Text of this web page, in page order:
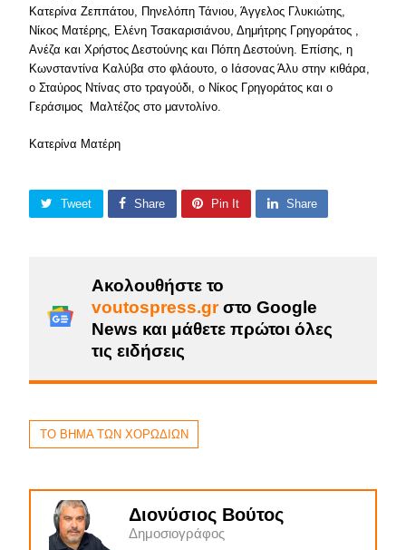
Κατερίνα Ζεππάτου, Πηνελόπη Τάνιου, Άγγελος Γλυκιώτης,
Νίκος Ματέρης, Ελένη Τσακαρισιάνου, Δημήτρης Γρηγοράτος ,
Ανέζα και Χρήστος Δεστούνης και Πόπη Δεστούνη. Επίσης, η
Κωνσταντίνα Καλύβα στο φλάουτο, ο Ιάσονας Άλυ στην κιθάρα,
ο Σταύρος Ντίνας στο τραγούδι, ο Νίκος Γρηγοράτος και ο
Γεράσιμος Μαλτέζος στο μαντολίνο.
Κατερίνα Ματέρη
Tweet Share Pin It Share
Ακολουθήστε το
voutospress.grστο Google
News και μάθετε πρώτοι όλες
τις ειδήσεις
ΤΟ ΒΗΜΑ ΤΩΝ ΧΟΡΩΔΙΩΝ
Διονύσιος Βούτος
Δημοσιογράφος